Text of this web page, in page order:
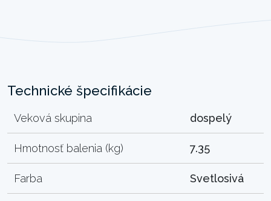
Technické špecifikácie
Veková skupina dospelý
Hmotnosť balenia (kg) 7.35
Farba Svetlosivá